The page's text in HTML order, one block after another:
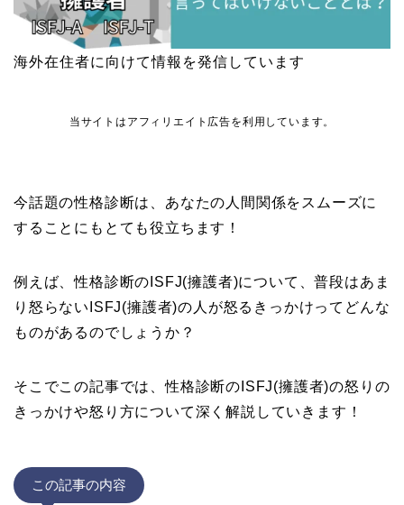
海外在住者に向けて情報を発信しています
当サイトはアフィリエイト広告を利用しています。
今話題の性格診断は、あなたの人間関係をスムーズに
することにもとても役立ちます！
例えば、性格診断のISFJ(擁護者)について、普段はあま
り怒らないISFJ(擁護者)の人が怒るきっかけってどんな
ものがあるのでしょうか？
そこでこの記事では、性格診断のISFJ(擁護者)の怒りの
きっかけや怒り方について深く解説していきます！
この記事の内容